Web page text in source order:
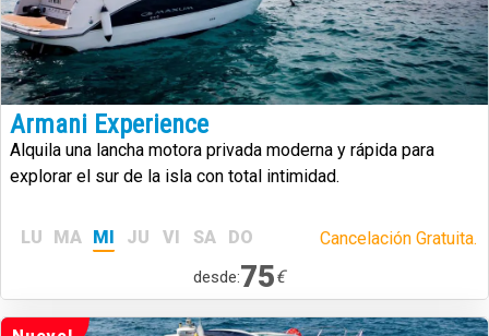
Armani Experience
Alquila una lancha motora privada moderna y rápida para
explorar el sur de la isla con total intimidad.
LU MA MI JU VI SA DO Cancelación Gratuita.
desde:75€